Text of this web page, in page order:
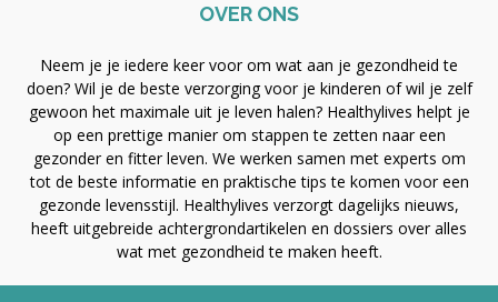
OVER ONS
Neem je je iedere keer voor om wat aan je gezondheid te
doen? Wil je de beste verzorging voor je kinderen of wil je zelf
gewoon het maximale uit je leven halen? Healthylives helpt je
op een prettige manier om stappen te zetten naar een
gezonder en fitter leven. We werken samen met experts om
tot de beste informatie en praktische tips te komen voor een
gezonde levensstijl. Healthylives verzorgt dagelijks nieuws,
heeft uitgebreide achtergrondartikelen en dossiers over alles
wat met gezondheid te maken heeft.